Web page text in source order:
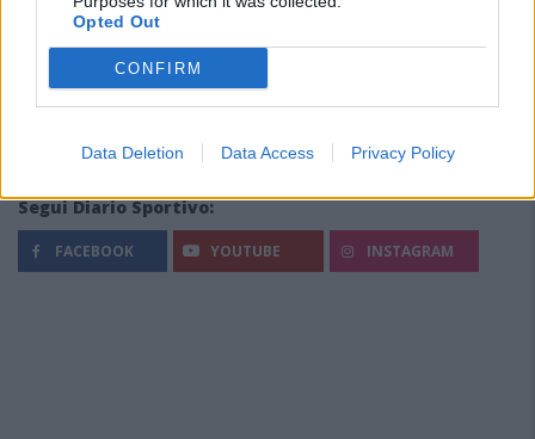
Opted Out
CONFIRM
Data Deletion Data Access Privacy Policy
Segui Diario Sportivo:
FACEBOOK YOUTUBE INSTAGRAM